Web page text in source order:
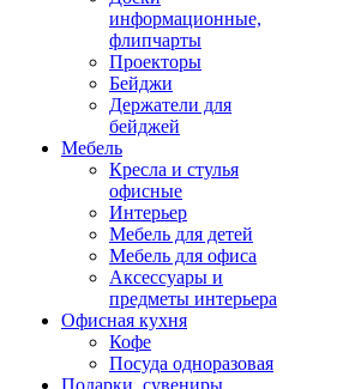
информационные,
флипчарты
Проекторы
Бейджи
Держатели для
бейджей
Мебель
Кресла и стулья
офисные
Интерьер
Мебель для детей
Мебель для офиса
Аксессуары и
предметы интерьера
Офисная кухня
Кофе
Посуда одноразовая
Подарки, сувениры,